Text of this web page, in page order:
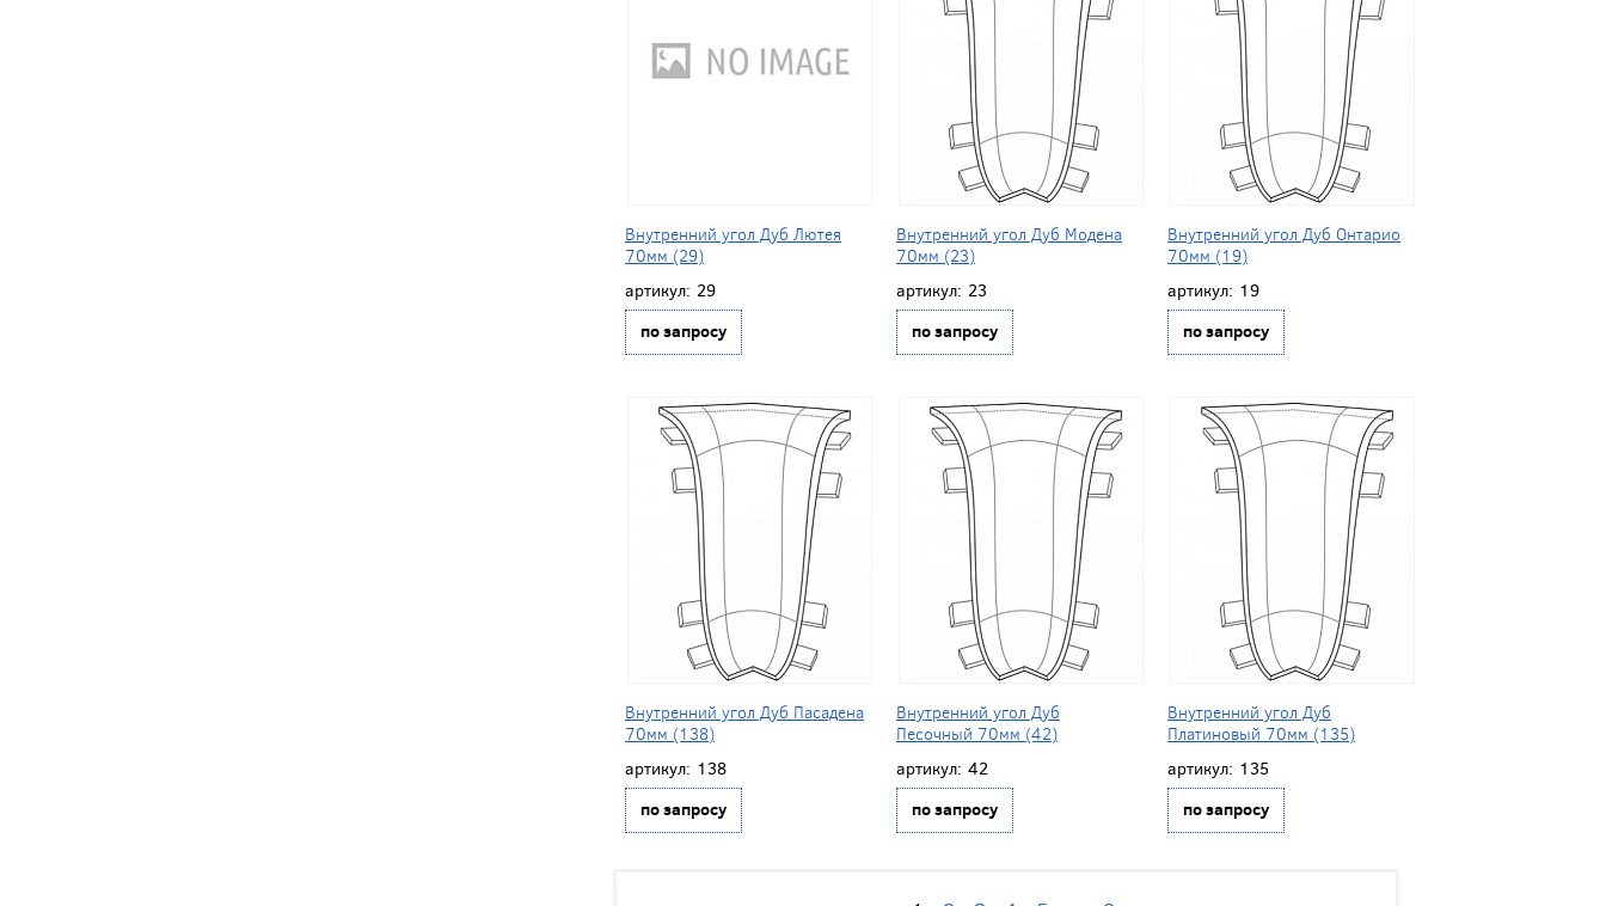
Внутренний угол Дуб Лютея
70мм (29)
артикул: 29
по запросу
Внутренний угол Дуб Модена
70мм (23)
артикул: 23
по запросу
Внутренний угол Дуб Онтарио
70мм (19)
артикул: 19
по запросу
Внутренний угол Дуб Пасадена
70мм (138)
артикул: 138
по запросу
Внутренний угол Дуб
Песочный 70мм (42)
артикул: 42
по запросу
Внутренний угол Дуб
Платиновый 70мм (135)
артикул: 135
по запросу